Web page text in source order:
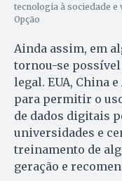
tecnologia à sociedade
Opção
Ainda assim, em
tornou-se possível
legal. EUA, China
para permitir o
de dados digitais
universidades e
treinamento de
geração e